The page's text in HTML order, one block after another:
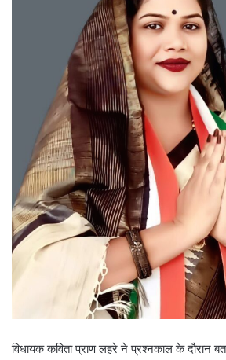
विधायक कविता प्राण लहरे ने प्रश्नकाल के दौरान